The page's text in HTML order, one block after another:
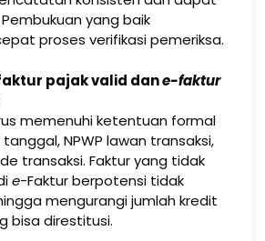
yang baik
proses verifikasi pemeriksa.
pajak valid dane-faktur
memenuhi ketentuan formal
NPWP lawan transaksi,
transaksi. Faktur yang tidak
e-Faktur berpotensi tidak
mengurangi jumlah kredit
bisa direstitusi.